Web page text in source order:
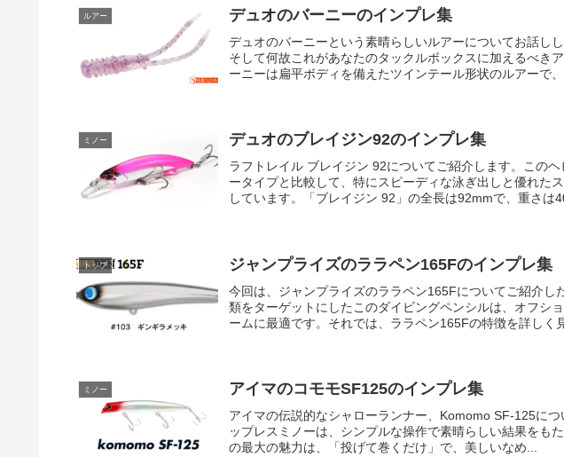
ルアー デュオのバーニーのインプレ集
デュオのバーニーという素晴らしいルアーについてお話し
そして何故これがあなたのタックルボックスに加えるべき
ーニーは扁平ボディを備えたツインテール形状のルアーで、
ミノー デュオのブレイジン92のインプレ集
ラフトレイル ブレイジン 92についてご紹介します。この
ータイプと比較して、特にスピーディな泳ぎ出しと優れた
しています。「ブレイジン 92」の全長は92mmで、重さは
トップ ジャンプライズのララペン165Fのインプレ集
今回は、ジャンプライズのララペン165Fについてご紹介し
類をターゲットにしたこのダイビングペンシルは、オフシ
ームに最適です。それでは、ララペン165Fの特徴を詳しく
ミノー アイマのコモモSF125のインプレ集
アイマの伝説的なシャローランナー、Komomo SF-125に
ップレスミノーは、シンプルな操作で素晴らしい結果をも
の最大の魅力は、「投げて巻くだけ」で、美しいなめ...